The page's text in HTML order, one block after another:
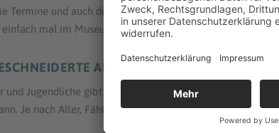
Termine und auch die Passung an das Alter der
mal im Museum!
ANGEBOTE
und Jugendliche gibt es tolle Angebote, die man für
Je nach Alter, Fähigkeit und Interesse werden hier die